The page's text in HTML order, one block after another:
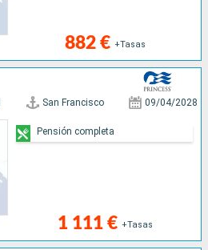
882 € +Tasas
San Francisco 09/04/2028
1 111 € +Tasas
Pensión completa